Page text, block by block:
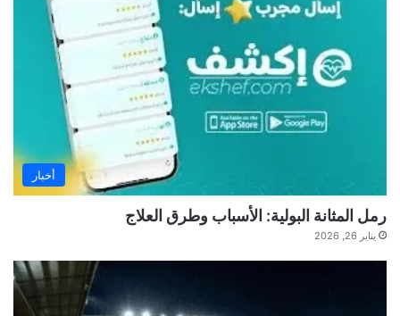
أخبار
رمل المثانة البولية: الأسباب وطرق العلاج
يناير 26, 2026